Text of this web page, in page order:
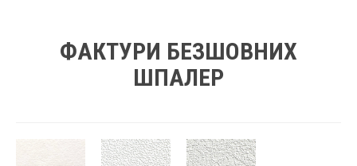
ФАКТУРИ БЕЗШОВНИХ
ШПАЛЕР